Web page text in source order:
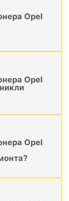
Opel
Opel
Opel